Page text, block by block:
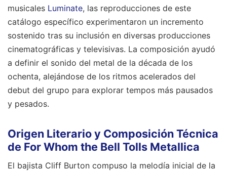
musicales Luminate, las reproducciones de este
catálogo específico experimentaron un incremento
sostenido tras su inclusión en diversas producciones
cinematográficas y televisivas. La composición ayudó
a definir el sonido del metal de la década de los
ochenta, alejándose de los ritmos acelerados del
debut del grupo para explorar tempos más pausados
y pesados.
Origen Literario y Composición Técnica
de For Whom the Bell Tolls Metallica
El bajista Cliff Burton compuso la melodía inicial de la